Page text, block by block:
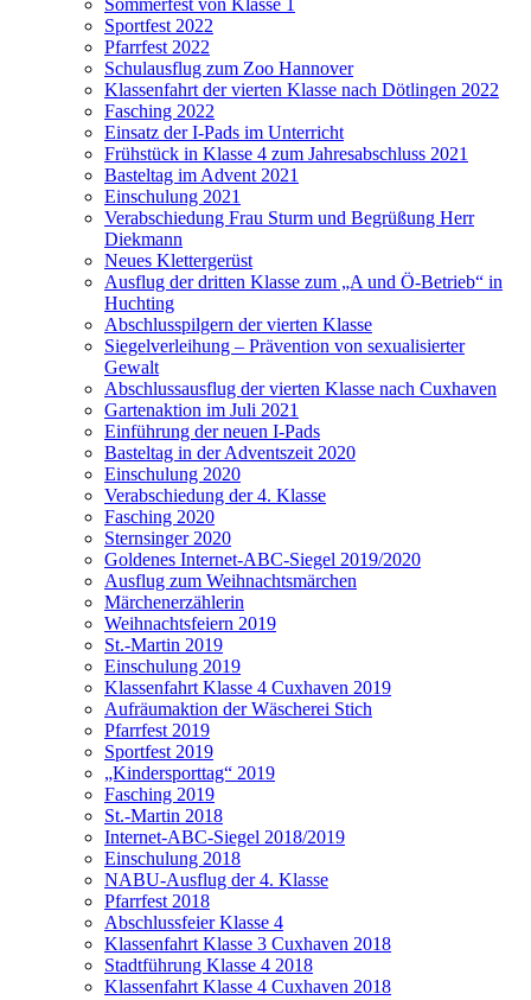
Sommerfest von Klasse 1
Sportfest 2022
Pfarrfest 2022
Schulausflug zum Zoo Hannover
Klassenfahrt der vierten Klasse nach Dötlingen 2022
Fasching 2022
Einsatz der I-Pads im Unterricht
Frühstück in Klasse 4 zum Jahresabschluss 2021
Basteltag im Advent 2021
Einschulung 2021
Verabschiedung Frau Sturm und Begrüßung Herr
Diekmann
Neues Klettergerüst
Ausflug der dritten Klasse zum „A und Ö-Betrieb“ in
Huchting
Abschlusspilgern der vierten Klasse
Siegelverleihung – Prävention von sexualisierter
Gewalt
Abschlussausflug der vierten Klasse nach Cuxhaven
Gartenaktion im Juli 2021
Einführung der neuen I-Pads
Basteltag in der Adventszeit 2020
Einschulung 2020
Verabschiedung der 4. Klasse
Fasching 2020
Sternsinger 2020
Goldenes Internet-ABC-Siegel 2019/2020
Ausflug zum Weihnachtsmärchen
Märchenerzählerin
Weihnachtsfeiern 2019
St.-Martin 2019
Einschulung 2019
Klassenfahrt Klasse 4 Cuxhaven 2019
Aufräumaktion der Wäscherei Stich
Pfarrfest 2019
Sportfest 2019
„Kindersporttag“ 2019
Fasching 2019
St.-Martin 2018
Internet-ABC-Siegel 2018/2019
Einschulung 2018
NABU-Ausflug der 4. Klasse
Pfarrfest 2018
Abschlussfeier Klasse 4
Klassenfahrt Klasse 3 Cuxhaven 2018
Stadtführung Klasse 4 2018
Klassenfahrt Klasse 4 Cuxhaven 2018